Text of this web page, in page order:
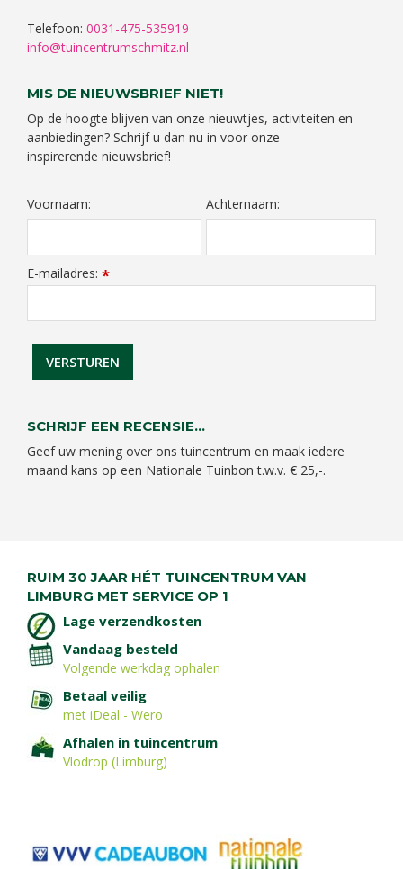
Telefoon: 0031-475-535919
info@tuincentrumschmitz.nl
MIS DE NIEUWSBRIEF NIET!
Op de hoogte blijven van onze nieuwtjes, activiteiten en
aanbiedingen? Schrijf u dan nu in voor onze
inspirerende nieuwsbrief!
Voornaam: Achternaam:
E-mailadres: *
SCHRIJF EEN RECENSIE...
Geef uw mening over ons tuincentrum en maak iedere
maand kans op een Nationale Tuinbon t.w.v. € 25,-.
RUIM 30 JAAR HÉT TUINCENTRUM VAN
LIMBURG MET SERVICE OP 1
Lage verzendkosten
Vandaag besteld
Volgende werkdag ophalen
Betaal veilig
met iDeal - Wero
Afhalen in tuincentrum
Vlodrop (Limburg)